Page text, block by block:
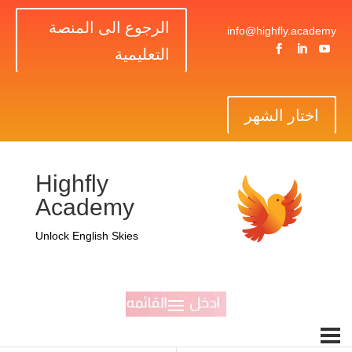
info@highfly.academy
  
الرجوع الى المنصة
التعليمية
اختار الشهر
Highfly
Academy
Unlock English Skies